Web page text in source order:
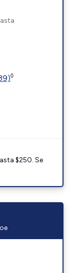
◊
$250. Se